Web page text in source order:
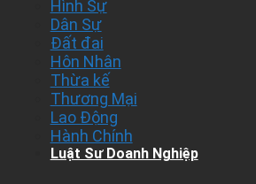
Hình Sự
Dân Sự
Đất đai
Hôn Nhân
Thừa kế
Thương Mại
Lao Động
Hành Chính
Luật Sư Doanh Nghiệp